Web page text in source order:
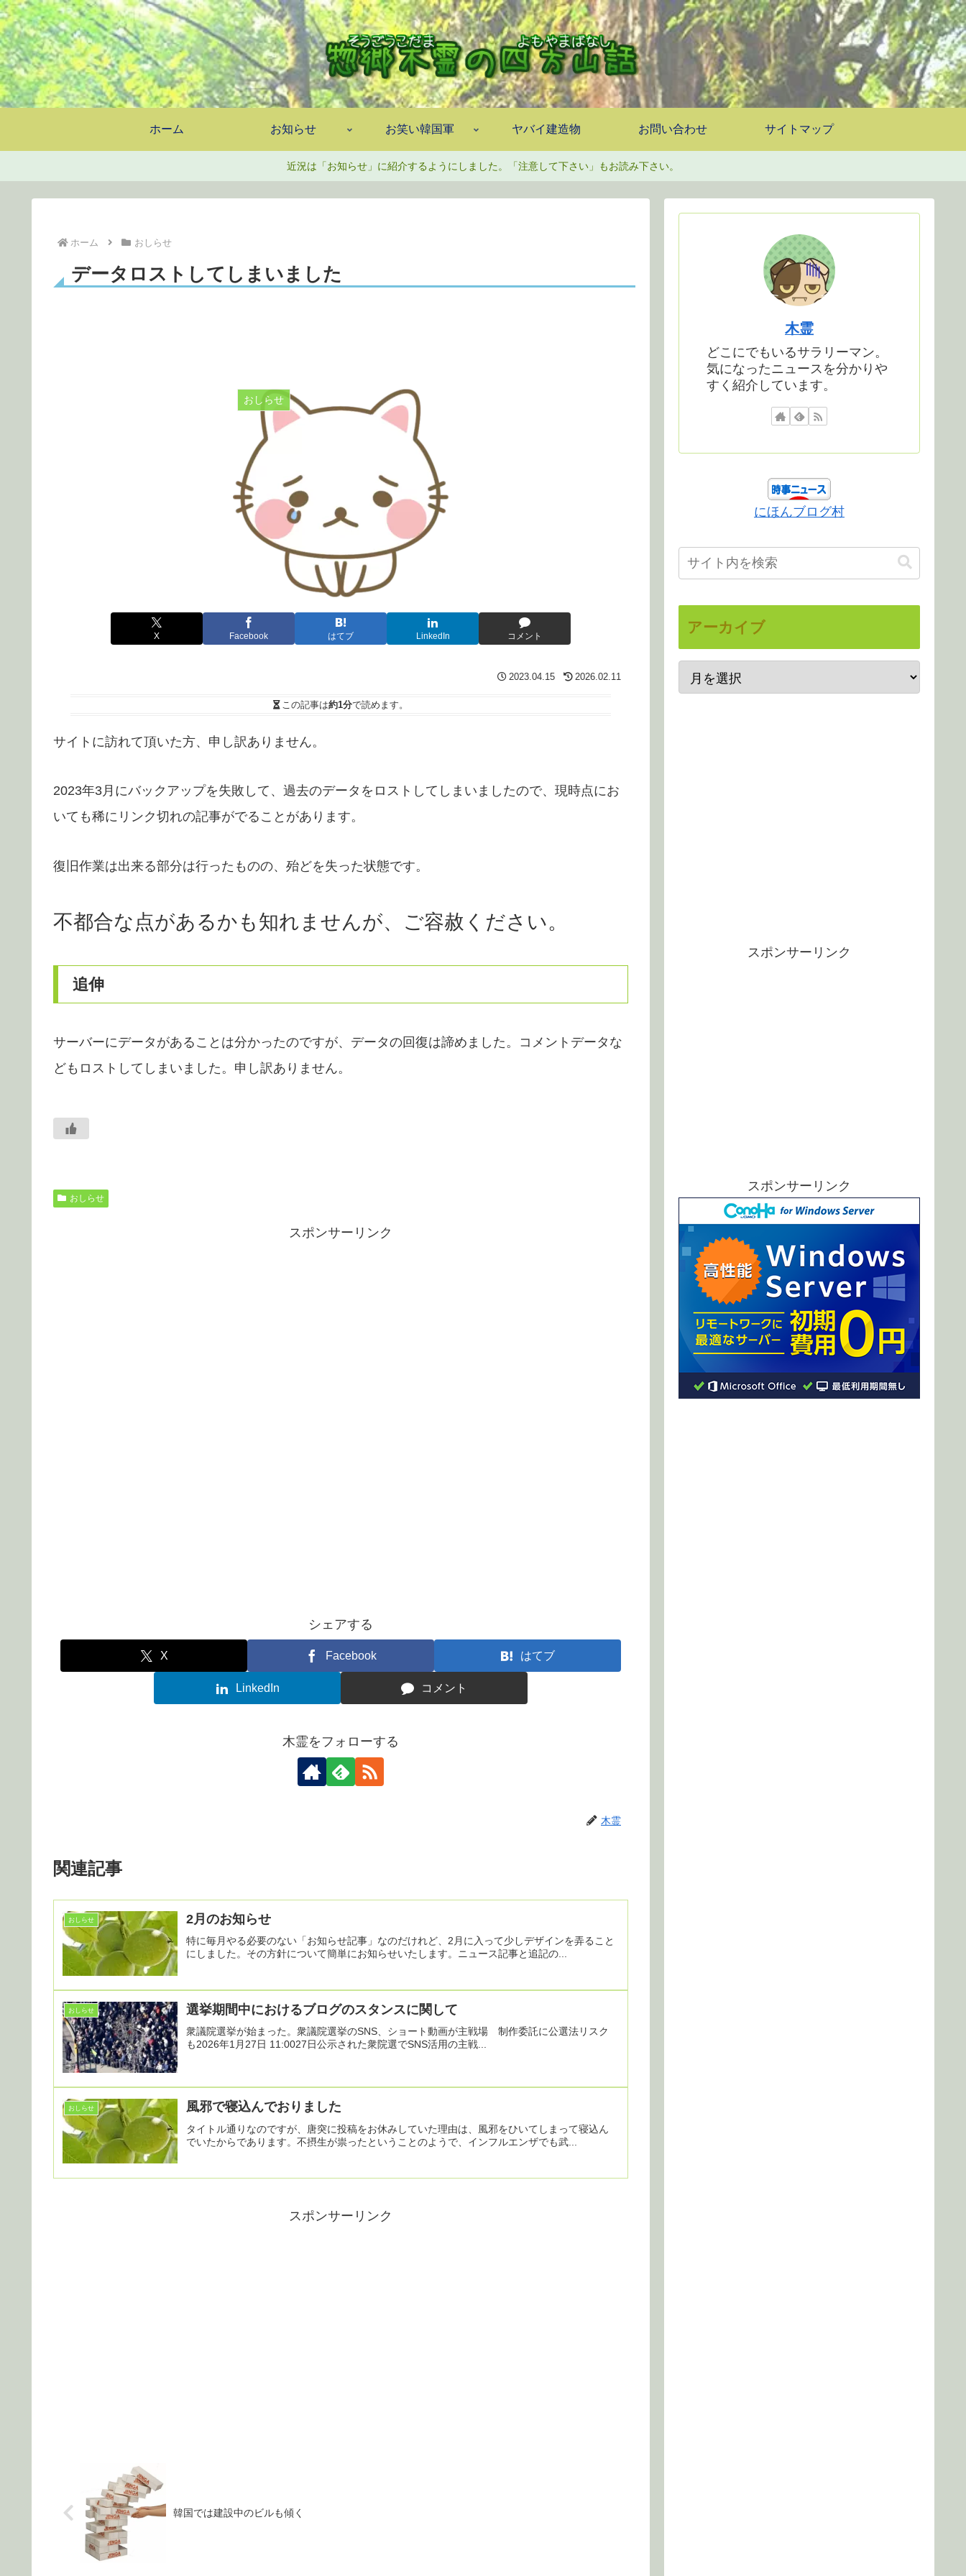
ホーム お知らせ お笑い韓国軍 ヤバイ建造物 お問い合わせ サイトマップ
近況は「お知らせ」に紹介するようにしました。「注意して下さい」もお読み下さい。
ホーム おしらせ
データロストしてしまいました
おしらせ
X Facebook はてブ LinkedIn コメント
2023.04.15 2026.02.11
この記事は約1分で読めます。
サイトに訪れて頂いた方、申し訳ありません。
2023年3月にバックアップを失敗して、過去のデータをロストしてしまいましたので、現時点にお
いても稀にリンク切れの記事がでることがあります。
復旧作業は出来る部分は行ったものの、殆どを失った状態です。
不都合な点があるかも知れませんが、ご容赦ください。
追伸
サーバーにデータがあることは分かったのですが、データの回復は諦めました。コメントデータな
どもロストしてしまいました。申し訳ありません。
おしらせ
スポンサーリンク
シェアする
X Facebook はてブ
LinkedIn コメント
木霊をフォローする
木霊
関連記事
おしらせ 2月のお知らせ
特に毎月やる必要のない「お知らせ記事」なのだけれど、2月に入って少しデザインを弄ること
にしました。その方針について簡単にお知らせいたします。ニュース記事と追記の...
おしらせ 選挙期間中におけるブログのスタンスに関して
衆議院選挙が始まった。衆議院選挙のSNS、ショート動画が主戦場 制作委託に公選法リスク
も2026年1月27日 11:0027日公示された衆院選でSNS活用の主戦...
おしらせ 風邪で寝込んでおりました
タイトル通りなのですが、唐突に投稿をお休みしていた理由は、風邪をひいてしまって寝込ん
でいたからであります。不摂生が祟ったということのようで、インフルエンザでも武...
スポンサーリンク
韓国では建設中のビルも傾く
木霊
どこにでもいるサラリーマン。
気になったニュースを分かりや
すく紹介しています。
にほんブログ村
アーカイブ
スポンサーリンク
スポンサーリンク